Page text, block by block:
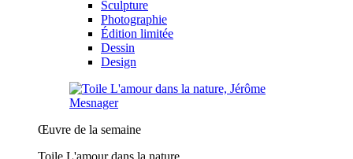
Sculpture
Photographie
Édition limitée
Dessin
Design
Œuvre de la semaine
Toile L'amour dans la nature